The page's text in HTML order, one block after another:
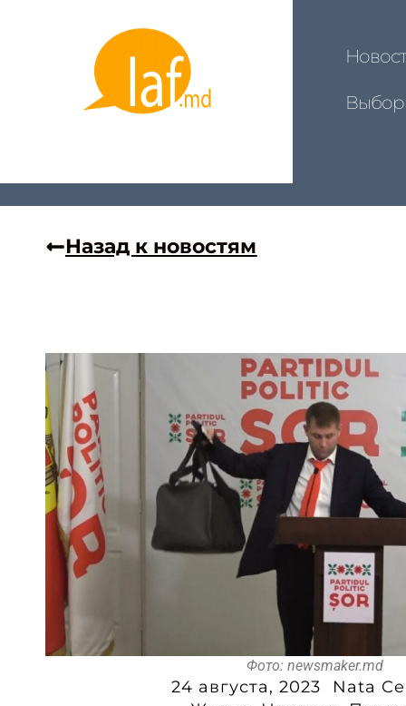
Назад к новостям
Фото: newsmaker.md
24 августа, 2023
Nata